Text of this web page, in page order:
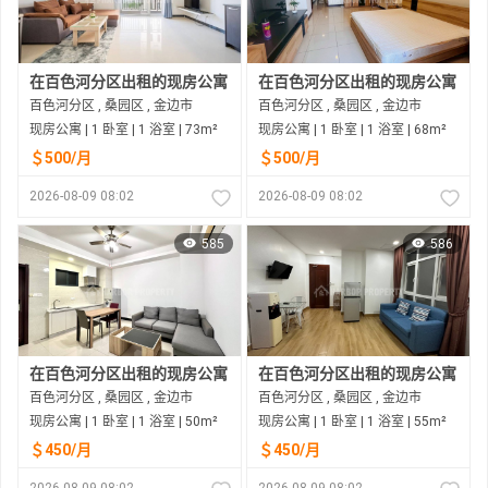
在百色河分区出租的现房公寓
百色河分区 , 桑园区 , 金边市
现房公寓 | 1 卧室 | 1 浴室 | 73m²
＄500/月
2026-08-09 08:02
在百色河分区出租的现房公寓
百色河分区 , 桑园区 , 金边市
现房公寓 | 1 卧室 | 1 浴室 | 68m²
＄500/月
2026-08-09 08:02
585
在百色河分区出租的现房公寓
百色河分区 , 桑园区 , 金边市
现房公寓 | 1 卧室 | 1 浴室 | 50m²
＄450/月
586
在百色河分区出租的现房公寓
百色河分区 , 桑园区 , 金边市
现房公寓 | 1 卧室 | 1 浴室 | 55m²
＄450/月